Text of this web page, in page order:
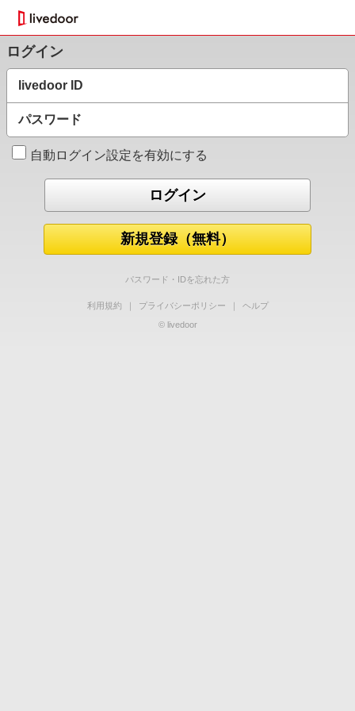
ログイン
livedoor ID
パスワード
自動ログイン設定を有効にする
新規登録（無料）
パスワード・IDを忘れた方
利用規約 ｜ プライバシーポリシー ｜
ヘルプ
© livedoor